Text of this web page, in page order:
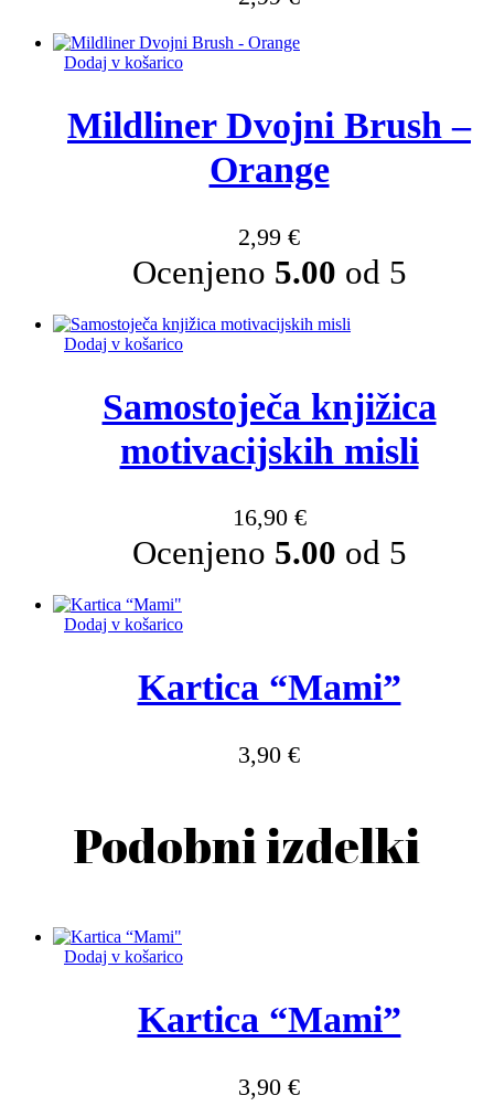
Dodaj v košarico
Mildliner Dvojni Brush –
Orange
2,99 €
Ocenjeno 5.00 od 5
Dodaj v košarico
Samostoječa knjižica
motivacijskih misli
16,90 €
Ocenjeno 5.00 od 5
Dodaj v košarico
Kartica “Mami”
3,90 €
Podobni izdelki
Dodaj v košarico
Kartica “Mami”
3,90 €